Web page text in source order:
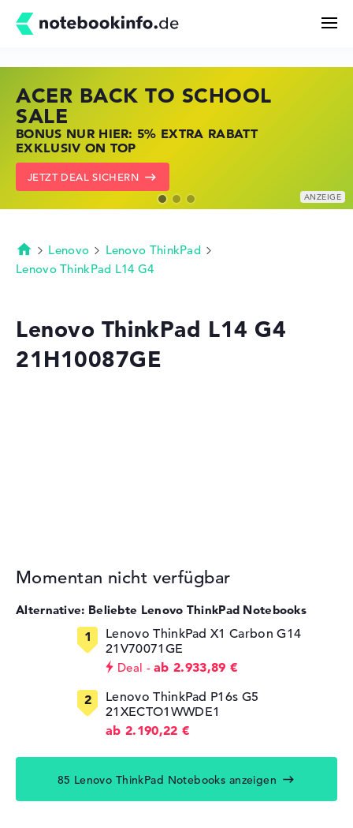
Kaufberatung
Technik & Wissen
Merkzettel
ACER BACK TO SCHOOL
SALE
BONUS NUR HIER: 5% EXTRA RABATT
EXKLUSIV ON TOP
JETZT DEAL SICHERN
HP STORE SSV DEALS
JETZT ZUGREIFEN: NOTEBOOKS BEI HP
KRÄFTIG REDUZIERT
ZU DEN HP ANGEBOTEN
LENOVO LAPTOP DEALS
NOTEBOOKS BEI LENOVO JETZT
KRÄFTIG REDUZIERT
LENOVO DEALS ZEIGEN
Startseite
Lenovo
Lenovo ThinkPad
Lenovo ThinkPad L14 G4
Lenovo ThinkPad L14 G4
21H10087GE
Momentan nicht verfügbar
Alternative: Beliebte Lenovo ThinkPad Notebooks
Lenovo ThinkPad X1 Carbon G14
21V70071GE
Deal
ab 2.933,89 €
Lenovo ThinkPad P16s G5
21XECTO1WWDE1
ab 2.190,22 €
85 Lenovo ThinkPad Notebooks anzeigen